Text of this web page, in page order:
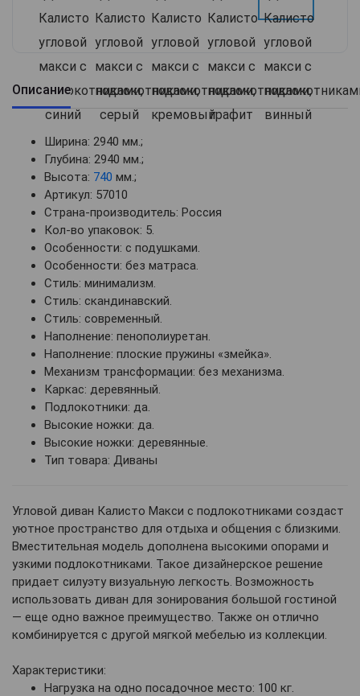
Описание
Ширина: 2940 мм.;
Глубина: 2940 мм.;
Высота: 740 мм.;
Артикул: 57010
Страна-производитель: Россия
Кол-во упаковок: 5.
Особенности: с подушками.
Особенности: без матраса.
Стиль: минимализм.
Стиль: скандинавский.
Стиль: современный.
Наполнение: пенополиуретан.
Наполнение: плоские пружины «змейка».
Механизм трансформации: без механизма.
Каркас: деревянный.
Подлокотники: да.
Высокие ножки: да.
Высокие ножки: деревянные.
Тип товара: Диваны
Угловой диван Калисто Макси с подлокотниками создаст
уютное пространство для отдыха и общения с близкими.
Вместительная модель дополнена высокими опорами и
узкими подлокотниками. Такое дизайнерское решение
придает силуэту визуальную легкость. Возможность
использовать диван для зонирования большой гостиной
— еще одно важное преимущество. Также он отлично
комбинируется с другой мягкой мебелью из коллекции.
Характеристики:
Нагрузка на одно посадочное место: 100 кг.